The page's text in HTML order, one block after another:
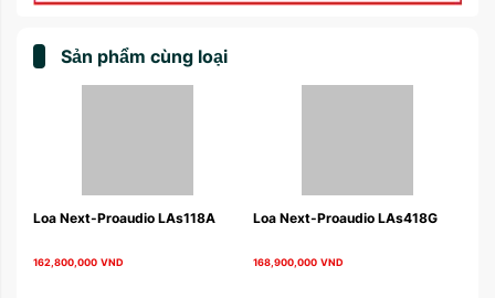
Sản phẩm cùng loại
Loa Next-Proaudio LAs118A
162,800,000 VND
Loa Next-Proaudio LAs418G
168,900,000 VND